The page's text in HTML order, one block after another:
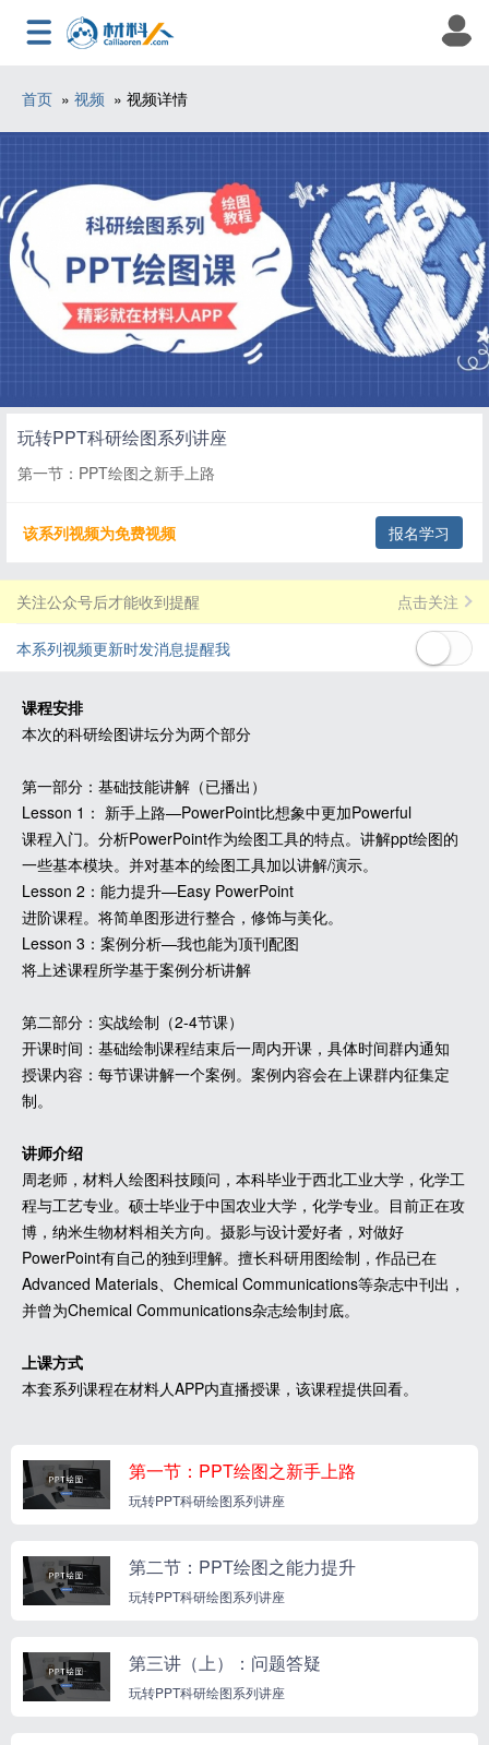
首页 » 视频 » 视频详情
玩转PPT科研绘图系列讲座
第一节：PPT绘图之新手上路
该系列视频为免费视频 报名学习
关注公众号后才能收到提醒 点击关注
本系列视频更新时发消息提醒我
课程安排
本次的科研绘图讲坛分为两个部分
第一部分：基础技能讲解（已播出）
Lesson 1： 新手上路—PowerPoint比想象中更加Powerful
课程入门。分析PowerPoint作为绘图工具的特点。讲解ppt绘图的
一些基本模块。并对基本的绘图工具加以讲解/演示。
Lesson 2：能力提升—Easy PowerPoint
进阶课程。将简单图形进行整合，修饰与美化。
Lesson 3：案例分析—我也能为顶刊配图
将上述课程所学基于案例分析讲解
第二部分：实战绘制（2-4节课）
开课时间：基础绘制课程结束后一周内开课，具体时间群内通知
授课内容：每节课讲解一个案例。案例内容会在上课群内征集定
制。
讲师介绍
周老师，材料人绘图科技顾问，本科毕业于西北工业大学，化学工
程与工艺专业。硕士毕业于中国农业大学，化学专业。目前正在攻
博，纳米生物材料相关方向。摄影与设计爱好者，对做好
PowerPoint有自己的独到理解。擅长科研用图绘制，作品已在
Advanced Materials、Chemical Communications等杂志中刊出，
并曾为Chemical Communications杂志绘制封底。
上课方式
本套系列课程在材料人APP内直播授课，该课程提供回看。
第一节：PPT绘图之新手上路
玩转PPT科研绘图系列讲座
第二节：PPT绘图之能力提升
玩转PPT科研绘图系列讲座
第三讲（上）：问题答疑
玩转PPT科研绘图系列讲座